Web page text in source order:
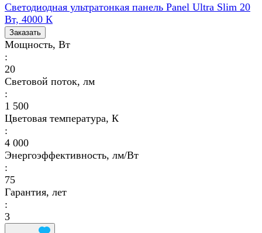
Светодиодная ультратонкая панель Panel Ultra Slim 20
Вт, 4000 К
Заказать
Мощность, Вт
:
20
Световой поток, лм
:
1 500
Цветовая температура, К
:
4 000
Энергоэффективность, лм/Вт
:
75
Гарантия, лет
:
3